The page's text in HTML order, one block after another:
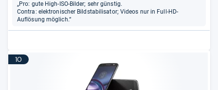
„Pro: gute High-ISO-Bilder; sehr günstig.
Contra: elektronischer Bildstabilisator; Videos nur in Full-HD-
Auflösung möglich.“
10